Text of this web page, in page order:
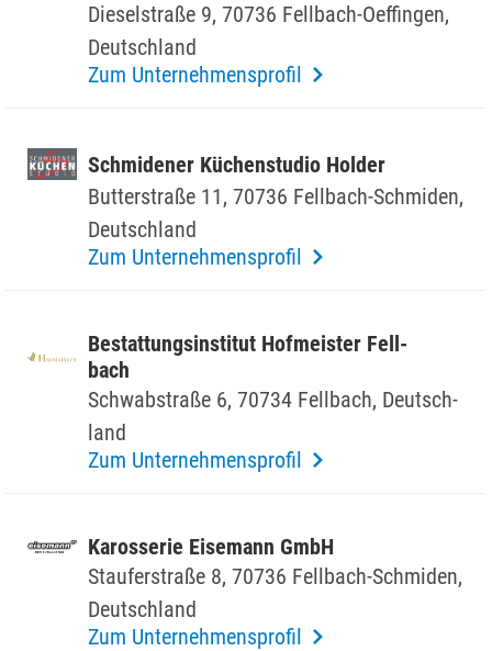
Diesel­straße 9, 70736 Fell­bach-Oeffingen,
Deutsch­land
Zum Unternehmensprofil
Schmi­dener Küchen­studio Holder
Butter­straße 11, 70736 Fell­bach-Schmiden,
Deutsch­land
Zum Unternehmensprofil
Bestat­tungs­in­stitut Hofmeister Fell­
bach
Schwab­straße 6, 70734 Fell­bach, Deutsch­
land
Zum Unternehmensprofil
Karos­serie Eise­mann GmbH
Stau­fer­straße 8, 70736 Fell­bach-Schmiden,
Deutsch­land
Zum Unternehmensprofil